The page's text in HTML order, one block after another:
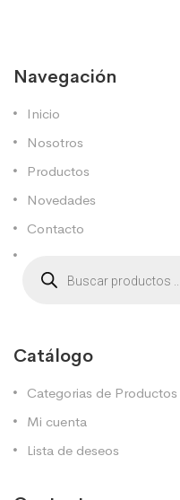
Navegación
Inicio
Nosotros
Productos
Novedades
Contacto
Catálogo
Categorias de Productos
Mi cuenta
Lista de deseos